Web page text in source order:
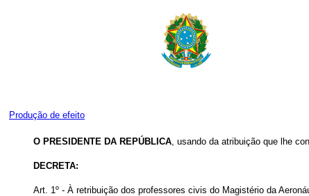
Produção de efeito
O PRESIDENTE DA REPÚBLICA, usando da atribuição que lhe
DECRETA:
Art. 1º - À retribuição dos professores civis do Magistério da